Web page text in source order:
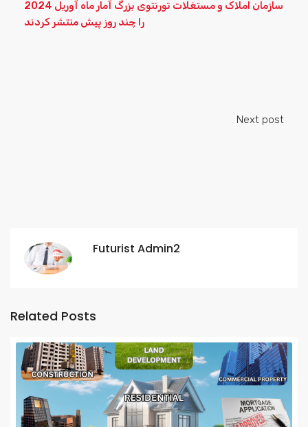
سازمان املاک و مستغلات تورنتوی بزرگ آمار ماه آوریل 2024
را چند روز پیش منتشر کردند
Next post
Futurist Admin2
Related Posts